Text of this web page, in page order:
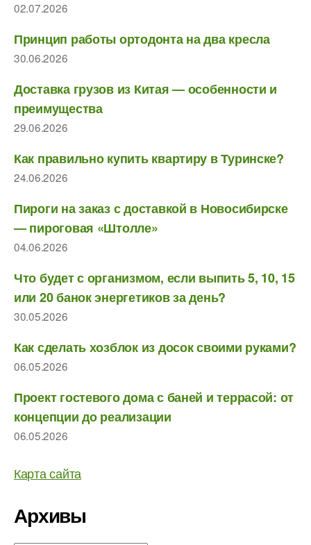
02.07.2026
Принцип работы ортодонта на два кресла
30.06.2026
Доставка грузов из Китая — особенности и
преимущества
29.06.2026
Как правильно купить квартиру в Туринске?
24.06.2026
Пироги на заказ с доставкой в Новосибирске
— пироговая «Штолле»
04.06.2026
Что будет с организмом, если выпить 5, 10, 15
или 20 банок энергетиков за день?
30.05.2026
Как сделать хозблок из досок своими руками?
06.05.2026
Проект гостевого дома с баней и террасой: от
концепции до реализации
06.05.2026
Карта сайта
Архивы